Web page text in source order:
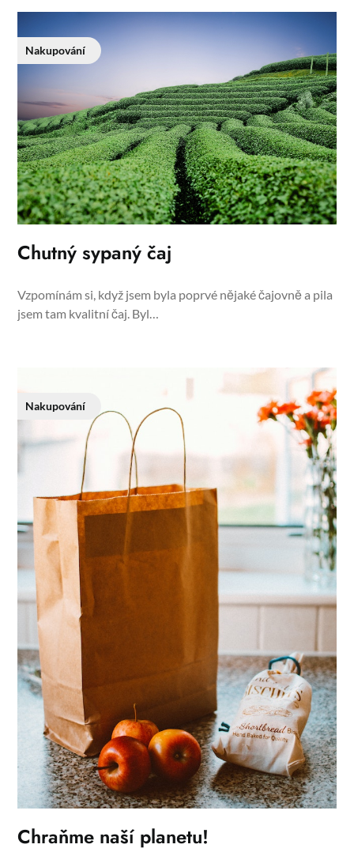
Nakupování
Chutný sypaný čaj
Vzpomínám si, když jsem byla poprvé nějaké čajovně a pila
jsem tam kvalitní čaj. Byl…
Nakupování
Chraňme naší planetu!